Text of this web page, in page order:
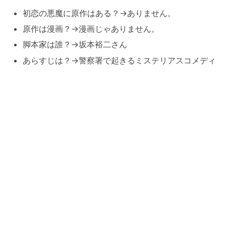
初恋の悪魔に原作はある？→ありません。
原作は漫画？→漫画じゃありません。
脚本家は誰？→坂本裕二さん
あらすじは？→警察署で起きるミステリアスコメディ